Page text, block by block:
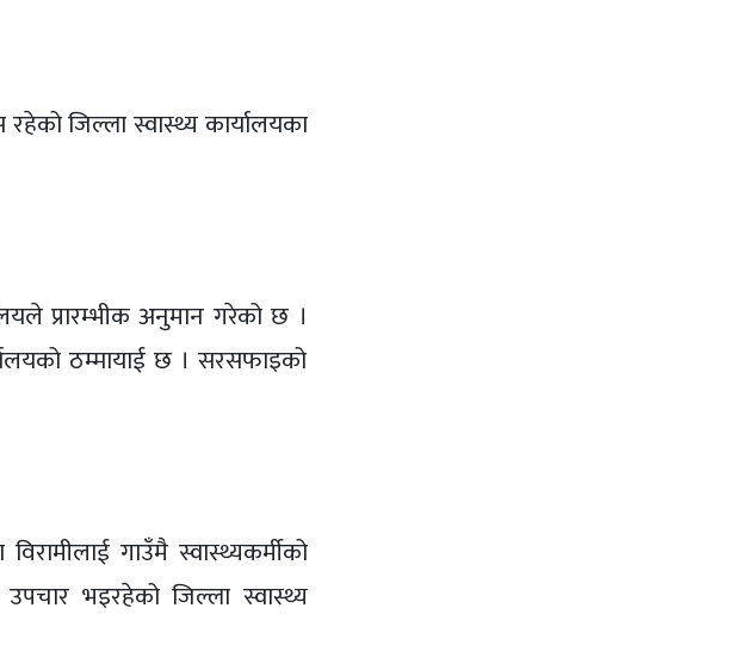
जिल्ला स्वास्थ्य कार्यालयका
प्रारम्भीक अनुमान गरेको छ ।
ठम्मायाई छ । सरसफाइको
गाउँमै स्वास्थ्यकर्मीको
भइरहेको जिल्ला स्वास्थ्य